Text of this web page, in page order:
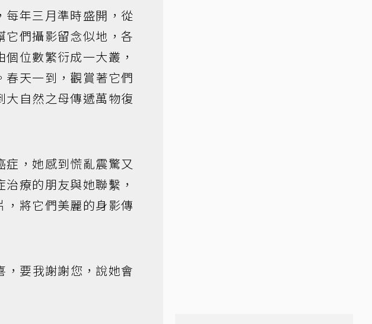
每年三月準時盛開，從
們攝影留念似地，各
位數繁衍成一大叢，
天一到，觀賞著它們
自然之母傳遞萬物復
，她感到慌亂震驚又
療的朋友與她聯繫，
將它們美麗的身影傳
，要我謝謝您，說她會